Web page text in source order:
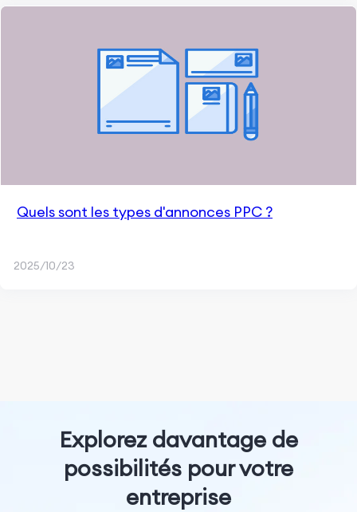
Quels sont les types d'annonces PPC ?
2025/10/23
Explorez davantage de
possibilités pour votre
entreprise